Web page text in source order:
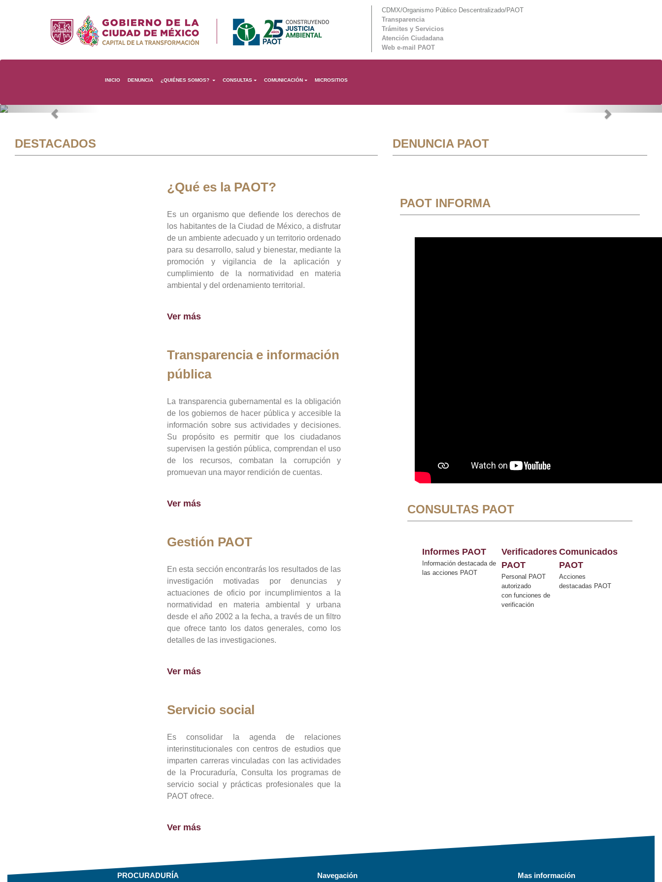
CDMX/Organismo Público Descentralizado/PAOT
Transparencia
Trámites y Servicios
Atención Ciudadana
Web e-mail PAOT
INICIO DENUNCIA ¿QUIÉNES SOMOS? CONSULTAS COMUNICACIÓN MICROSITIOS
Previous Next
DESTACADOS
¿Qué es la PAOT?
Es un organismo que defiende los derechos de
los habitantes de la Ciudad de México, a disfrutar
de un ambiente adecuado y un territorio ordenado
para su desarrollo, salud y bienestar, mediante la
promoción y vigilancia de la aplicación y
cumplimiento de la normatividad en materia
ambiental y del ordenamiento territorial.
Ver más
Transparencia e información
pública
La transparencia gubernamental es la obligación
de los gobiernos de hacer pública y accesible la
información sobre sus actividades y decisiones.
Su propósito es permitir que los ciudadanos
supervisen la gestión pública, comprendan el uso
de los recursos, combatan la corrupción y
promuevan una mayor rendición de cuentas.
Ver más
Gestión PAOT
En esta sección encontrarás los resultados de las
investigación motivadas por denuncias y
actuaciones de oficio por incumplimientos a la
normatividad en materia ambiental y urbana
desde el año 2002 a la fecha, a través de un filtro
que ofrece tanto los datos generales, como los
detalles de las investigaciones.
Ver más
Servicio social
Es consolidar la agenda de relaciones
interinstitucionales con centros de estudios que
imparten carreras vinculadas con las actividades
de la Procuraduría, Consulta los programas de
servicio social y prácticas profesionales que la
PAOT ofrece.
Ver más
DENUNCIA PAOT
PAOT INFORMA
CONSULTAS PAOT
Informes PAOT
Información destacada de
las acciones PAOT
Verificadores
PAOT
Personal PAOT
autorizado
con funciones de
verificación
Comunicados
PAOT
Acciones
destacadas PAOT
PROCURADURÍA Navegación Mas información